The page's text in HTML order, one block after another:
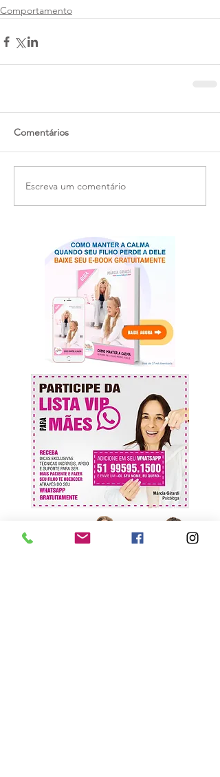
Comportamento
Comentários
Escreva um comentário